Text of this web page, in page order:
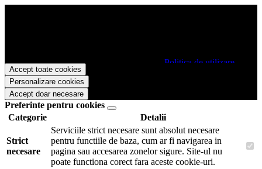
Papetarie.ro este necesar sa fiti de acord cu Politica de utilizare
cookie-uri.
Accept toate cookies
Personalizare cookies
Accept doar necesare
Preferinte pentru cookies
Categorie
Detalii
Strict
necesare
Serviciile strict necesare sunt absolut necesare
pentru functiile de baza, cum ar fi navigarea in
pagina sau accesarea zonelor sigure. Site-ul nu
poate functiona corect fara aceste cookie-uri.